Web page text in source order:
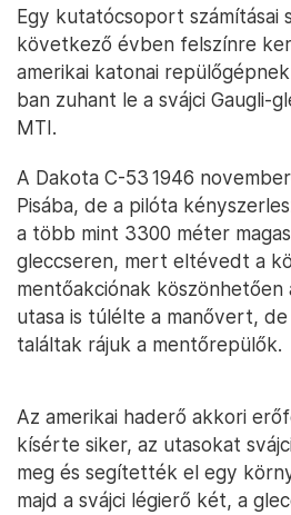
Egy kutatócsoport számításai
következő évben felszínre
amerikai katonai
ban zuhant le a svájci Gaugli-
MTI.
A Dakota C-53 1946
Pisába, de a pilóta
a több mint 3300 méter magas
gleccseren, mert eltévedt a
mentőakciónak köszönhetően
utasa is túlélte a manővert,
találtak rájuk a mentőrepülők.
Az amerikai haderő akkori
kísérte siker, az utasokat
meg és segítették el egy
majd a svájci légierő két, a